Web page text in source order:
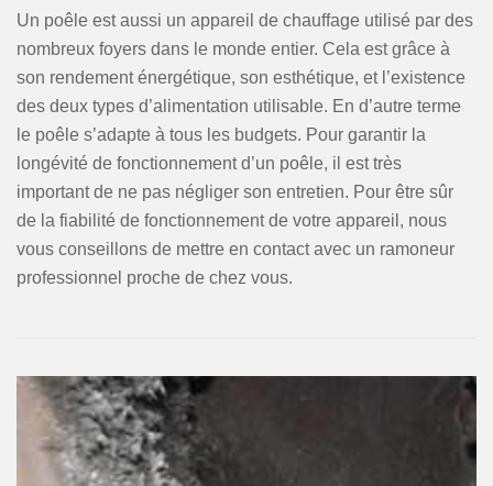
Un poêle est aussi un appareil de chauffage utilisé par des
nombreux foyers dans le monde entier. Cela est grâce à
son rendement énergétique, son esthétique, et l’existence
des deux types d’alimentation utilisable. En d’autre terme
le poêle s’adapte à tous les budgets. Pour garantir la
longévité de fonctionnement d’un poêle, il est très
important de ne pas négliger son entretien. Pour être sûr
de la fiabilité de fonctionnement de votre appareil, nous
vous conseillons de mettre en contact avec un ramoneur
professionnel proche de chez vous.